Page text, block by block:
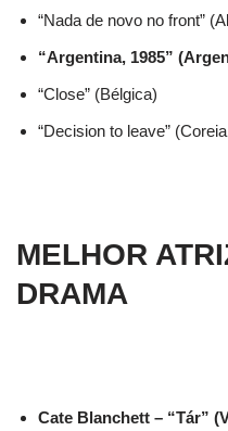
“Nada de novo no front”
“Argentina, 1985”
“Close” (Bélgica)
“Decision to leave”
MELHOR
DRAMA
Cate Blanchett – “Tár”